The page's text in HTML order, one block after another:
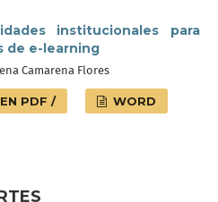
institucionales para
de e-learning
Camarena Flores
PDF / WORD